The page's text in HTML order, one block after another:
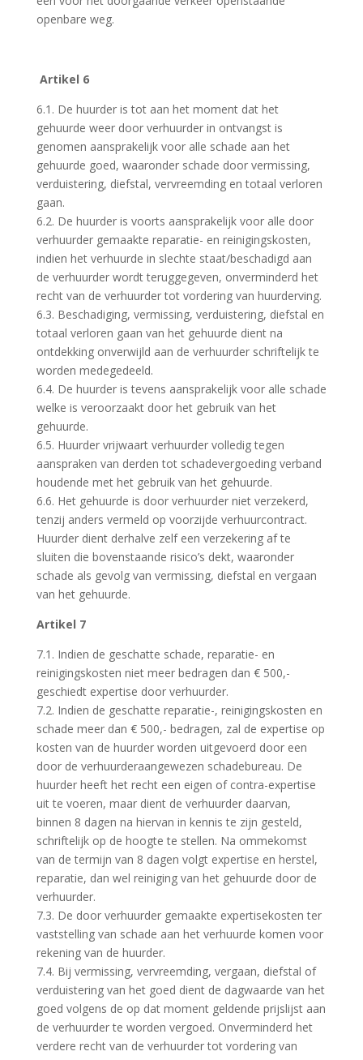
openbare weg.
Artikel 6
6.1. De huurder is tot aan het moment dat het
gehuurde weer door verhuurder in ontvangst is
genomen aansprakelijk voor alle schade aan het
gehuurde goed, waaronder schade door vermissing,
verduistering, diefstal, vervreemding en totaal verloren
gaan.
6.2. De huurder is voorts aansprakelijk voor alle door
verhuurder gemaakte reparatie- en reinigingskosten,
indien het verhuurde in slechte staat/beschadigd aan
de verhuurder wordt teruggegeven, onverminderd het
recht van de verhuurder tot vordering van huurderving.
6.3. Beschadiging, vermissing, verduistering, diefstal en
totaal verloren gaan van het gehuurde dient na
ontdekking onverwijld aan de verhuurder schriftelijk te
worden medegedeeld.
6.4. De huurder is tevens aansprakelijk voor alle schade
welke is veroorzaakt door het gebruik van het
gehuurde.
6.5. Huurder vrijwaart verhuurder volledig tegen
aanspraken van derden tot schadevergoeding verband
houdende met het gebruik van het gehuurde.
6.6. Het gehuurde is door verhuurder niet verzekerd,
tenzij anders vermeld op voorzijde verhuurcontract.
Huurder dient derhalve zelf een verzekering af te
sluiten die bovenstaande risico’s dekt, waaronder
schade als gevolg van vermissing, diefstal en vergaan
van het gehuurde.
Artikel 7
7.1. Indien de geschatte schade, reparatie- en
reinigingskosten niet meer bedragen dan € 500,-
geschiedt expertise door verhuurder.
7.2. Indien de geschatte reparatie-, reinigingskosten en
schade meer dan € 500,- bedragen, zal de expertise op
kosten van de huurder worden uitgevoerd door een
door de verhuurderaangewezen schadebureau. De
huurder heeft het recht een eigen of contra-expertise
uit te voeren, maar dient de verhuurder daarvan,
binnen 8 dagen na hiervan in kennis te zijn gesteld,
schriftelijk op de hoogte te stellen. Na ommekomst
van de termijn van 8 dagen volgt expertise en herstel,
reparatie, dan wel reiniging van het gehuurde door de
verhuurder.
7.3. De door verhuurder gemaakte expertisekosten ter
vaststelling van schade aan het verhuurde komen voor
rekening van de huurder.
7.4. Bij vermissing, vervreemding, vergaan, diefstal of
verduistering van het goed dient de dagwaarde van het
goed volgens de op dat moment geldende prijslijst aan
de verhuurder te worden vergoed. Onverminderd het
verdere recht van de verhuurder tot vordering van